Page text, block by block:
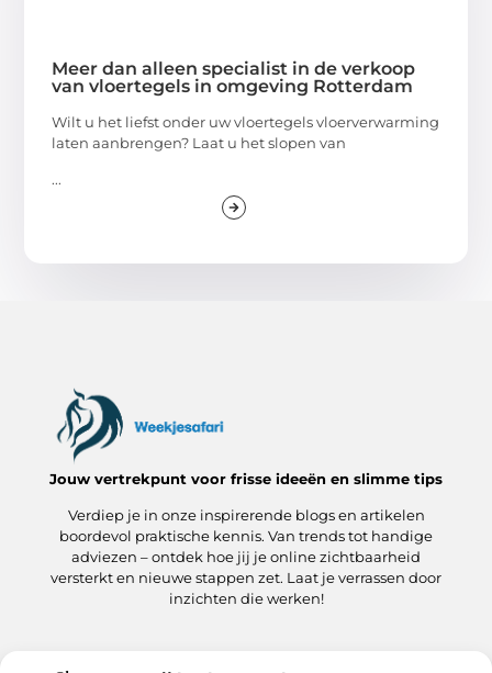
Meer dan alleen specialist in de verkoop
van vloertegels in omgeving Rotterdam
Wilt u het liefst onder uw vloertegels vloerverwarming
laten aanbrengen? Laat u het slopen van
...
Jouw vertrekpunt voor frisse ideeën en slimme tips
Verdiep je in onze inspirerende blogs en artikelen
boordevol praktische kennis. Van trends tot handige
adviezen – ontdek hoe jij je online zichtbaarheid
versterkt en nieuwe stappen zet. Laat je verrassen door
inzichten die werken!